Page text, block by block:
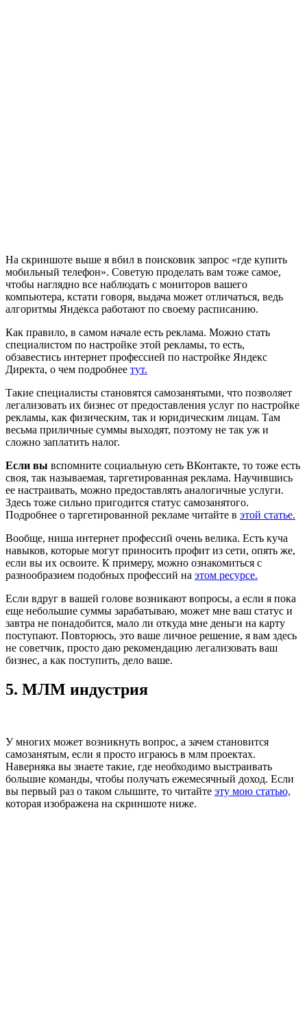
На скриншоте выше я вбил в поисковик запрос «где купить
мобильный телефон». Советую проделать вам тоже самое,
чтобы наглядно все наблюдать с мониторов вашего
компьютера, кстати говоря, выдача может отличаться, ведь
алгоритмы Яндекса работают по своему расписанию.
Как правило, в самом начале есть реклама. Можно стать
специалистом по настройке этой рекламы, то есть,
обзавестись интернет профессией по настройке Яндекс
Директа, о чем подробнее тут.
Такие специалисты становятся самозанятыми, что позволяет
легализовать их бизнес от предоставления услуг по настройке
рекламы, как физическим, так и юридическим лицам. Там
весьма приличные суммы выходят, поэтому не так уж и
сложно заплатить налог.
Если вы вспомните социальную сеть ВКонтакте, то тоже есть
своя, так называемая, таргетированная реклама. Научившись
ее настраивать, можно предоставлять аналогичные услуги.
Здесь тоже сильно пригодится статус самозанятого.
Подробнее о таргетированной рекламе читайте в этой статье.
Вообще, ниша интернет профессий очень велика. Есть куча
навыков, которые могут приносить профит из сети, опять же,
если вы их освоите. К примеру, можно ознакомиться с
разнообразием подобных профессий на этом ресурсе.
Если вдруг в вашей голове возникают вопросы, а если я пока
еще небольшие суммы зарабатываю, может мне ваш статус и
завтра не понадобится, мало ли откуда мне деньги на карту
поступают. Повторюсь, это ваше личное решение, я вам здесь
не советчик, просто даю рекомендацию легализовать ваш
бизнес, а как поступить, дело ваше.
5. МЛМ индустрия
У многих может возникнуть вопрос, а зачем становится
самозанятым, если я просто играюсь в млм проектах.
Наверняка вы знаете такие, где необходимо выстраивать
большие команды, чтобы получать ежемесячный доход. Если
вы первый раз о таком слышите, то читайте эту мою статью,
которая изображена на скриншоте ниже.